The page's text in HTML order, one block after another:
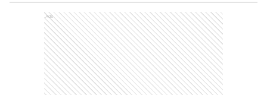
Ads